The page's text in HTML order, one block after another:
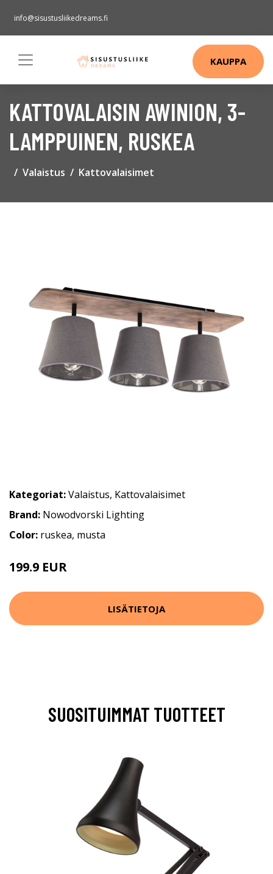
info@sisustusliikedreams.fi
KAUPPA
KATTOVALAISIN AWINION, 3-
LAMPPUINEN, RUSKEA
Valaistus Kattovalaisimet
Kategoriat:Valaistus, Kattovalaisimet
Brand: Nowodvorski Lighting
Color: ruskea, musta
199.9 EUR
LISÄTIETOJA
SUOSITUIMMAT TUOTTEET